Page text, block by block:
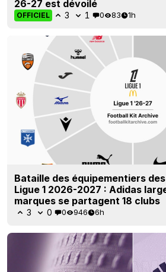
26-27 est dévoilé
OFFICIEL 3 1 0 83 1h
Bataille des équipementiers
Ligue 1 2026-2027 : Adidas
marques se partagent 18 clubs
3 0 0 946 6h